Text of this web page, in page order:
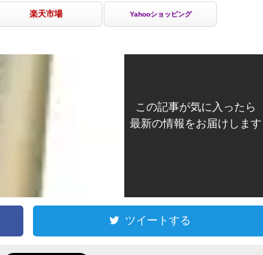
楽天市場 Yahooショッピング
この記事が気に入ったら
最新の情報をお届けします
ツイートする